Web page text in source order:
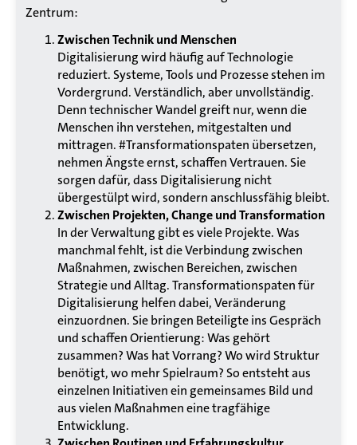
Zentrum:
Zwischen Technik und Menschen
Digitalisierung wird häufig auf Technologie
reduziert. Systeme, Tools und Prozesse stehen im
Vordergrund. Verständlich, aber unvollständig.
Denn technischer Wandel greift nur, wenn die
Menschen ihn verstehen, mitgestalten und
mittragen. #Transformationspaten übersetzen,
nehmen Ängste ernst, schaffen Vertrauen. Sie
sorgen dafür, dass Digitalisierung nicht
übergestülpt wird, sondern anschlussfähig bleibt.
Zwischen Projekten, Change und Transformation
In der Verwaltung gibt es viele Projekte. Was
manchmal fehlt, ist die Verbindung zwischen
Maßnahmen, zwischen Bereichen, zwischen
Strategie und Alltag. Transformationspaten für
Digitalisierung helfen dabei, Veränderung
einzuordnen. Sie bringen Beteiligte ins Gespräch
und schaffen Orientierung: Was gehört
zusammen? Was hat Vorrang? Wo wird Struktur
benötigt, wo mehr Spielraum? So entsteht aus
einzelnen Initiativen ein gemeinsames Bild und
aus vielen Maßnahmen eine tragfähige
Entwicklung.